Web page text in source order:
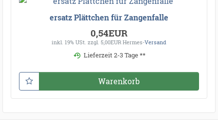
ersatz Plättchen für Zangenfalle
0,54EUR
inkl. 19% USt. zzgl. 5,00EUR Hermes-Versand
Lieferzeit 2-3 Tage **
Warenkorb